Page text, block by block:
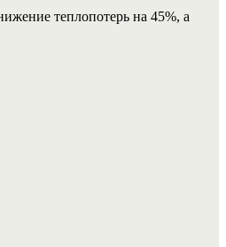
теплопотерь на 45%, а